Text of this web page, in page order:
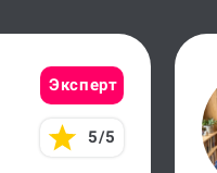
Эксперт
5/5